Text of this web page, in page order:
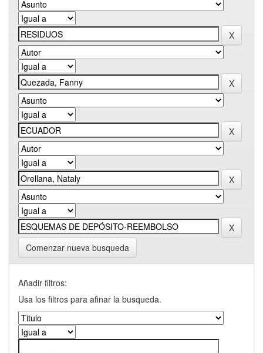
Comenzar nueva busqueda
Añadir filtros:
Usa los filtros para afinar la busqueda.